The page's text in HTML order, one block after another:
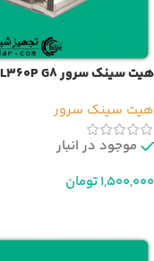
هیت سینک سرور HP DL360P G8
هیت سینک سرور
موجود در انبار
1,500,000تومان